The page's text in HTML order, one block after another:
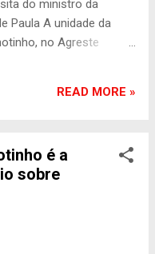
do ministro da
Paula A unidade da
no Agreste
e Pecuária
por dia.
já deu início a um
R$ 50 milhões na
da cadeia de
READ MORE »
é a
sobre